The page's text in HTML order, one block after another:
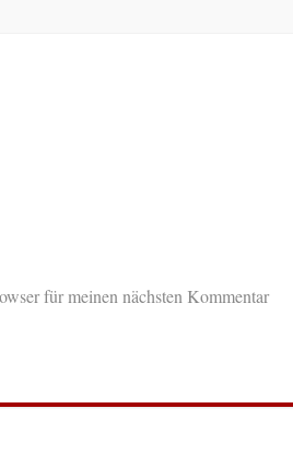
für meinen nächsten Kommentar